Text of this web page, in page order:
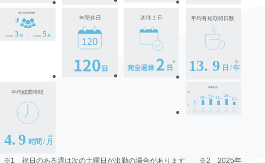
※1 祝日のある週は次の土曜日が出勤の場合があります ※2 2025年